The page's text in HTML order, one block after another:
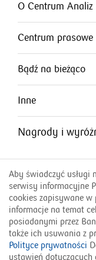
O Centrum Analiz
Centrum prasowe
Bądź na bieżąco
Inne
Nagrody i
800 302 302
Aby świadczyć usługi
serwisy informacyjne
cookies zapisywane w
informacje na temat
posiadanymi przez
także ich usuwania z
Polityce prywatności
ustawień dotyczących